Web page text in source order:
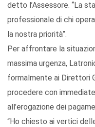
detto l’Assessore. “La
professionale di chi
la nostra priorità”.
Per affrontare la
massima urgenza,
formalmente ai Direttori
procedere con
all’erogazione dei
“Ho chiesto ai vertici